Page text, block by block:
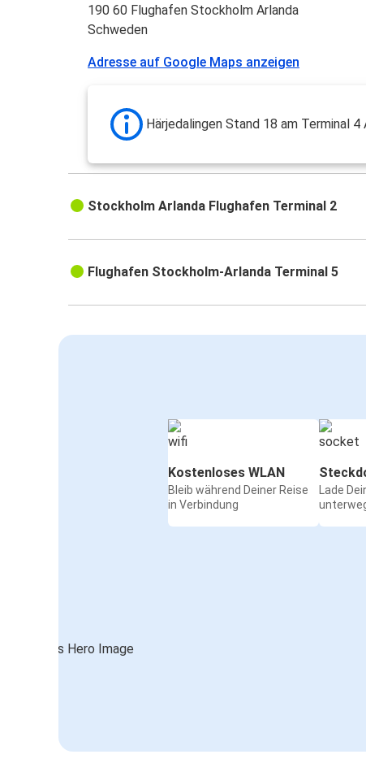
190 60 Flughafen Stockholm Arlanda
Schweden
Adresse auf Google Maps anzeigen
Härjedalingen Stand 18 am Terminal 4
Stockholm Arlanda Flughafen Terminal 2
Flughafen Stockholm-Arlanda Terminal 5
Kostenloses WLAN
Bleib während Deiner Reise
in Verbindung
Lade